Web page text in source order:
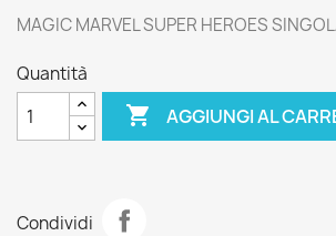
MAGIC MARVEL SUPER HEROES
Quantità
 AGGIUNGI AL
Condividi